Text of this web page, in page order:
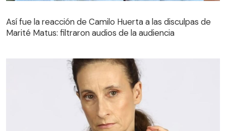
Así fue la reacción de Camilo Huerta a las disculpas de
Marité Matus: filtraron audios de la audiencia